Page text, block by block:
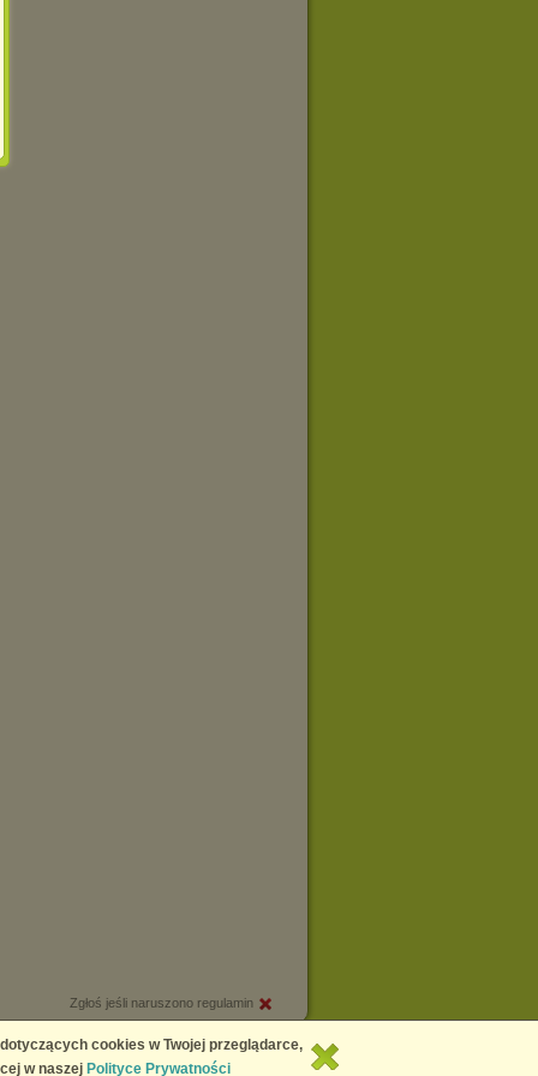
Zgłoś jeśli naruszono regulamin
Copyright © 2026Chomikuj.pl
cookies w Twojej przeglądarce,
w naszej Polityce Prywatności